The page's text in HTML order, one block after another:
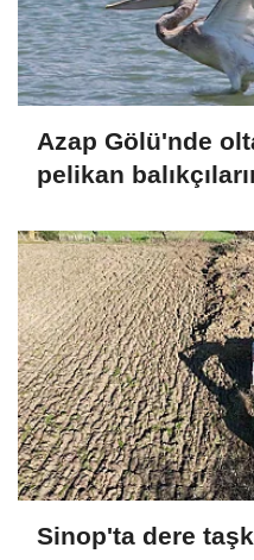
Azap Gölü'nde
pelikan
Sinop'ta dere